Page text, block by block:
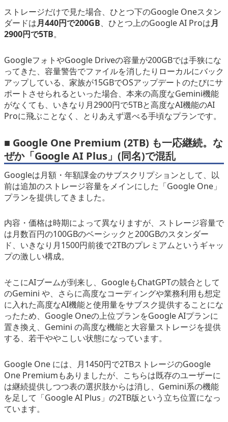
ストレージだけで見た場合、ひとつ下のGoogle Oneスタン
ダードは月440円で200GB、ひとつ上のGoogle AI Proは月
2900円で5TB。
GoogleフォトやGoogle Driveの容量が200GBでは手狭にな
ってきた、容量警告でファイルを消したりローカルにバック
アップしている、家族が15GBでOSアップデートのたびにサ
ポートさせられるといった場合、本来の高度なGemini機能
がなくても、いきなり月2900円で5TBと高度なAI機能のAI
Proに飛ぶことなく、とりあえず選べる手頃なプランです。
■ Google One Premium (2TB) も一応継続。な
ぜか「Google AI Plus」(同名)で混乱
Googleは月額・年額課金のサブスクリプションとして、以
前は追加のストレージ容量をメインにした「Google One」
プランを提供してきました。
内容・価格は時期によって異なりますが、ストレージ容量で
は月数百円の100GBのベーシックと200GBのスタンダー
ド、いきなり月1500円前後で2TBのプレミアムというギャッ
プの激しい構成。
そこにAIブームが到来し、GoogleもChatGPTの競合として
のGemini や、さらに高度なコーディングや業務利用も想定
に入れた高度なAI機能と使用量をサブスク提供することにな
ったため、Google Oneの上位プランをGoogle AIプランに
置き換え、Gemini の高度な機能と大容量ストレージを提供
する、若干ややこしい状態になっています。
Google One には、月1450円で2TBストレージのGoogle
One Premiumもありましたが、こちらは既存のユーザーに
は継続提供しつつ表の選択肢からは消し、Gemini系の機能
を足して「Google AI Plus」の2TB版という立ち位置になっ
ています。